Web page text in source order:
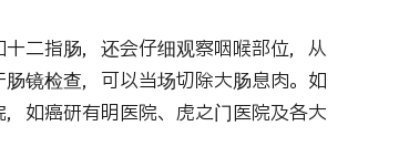
二指肠，还会仔细观察咽喉部位，从
镜检查，可以当场切除大肠息肉。如
如癌研有明医院、虎之门医院及各大